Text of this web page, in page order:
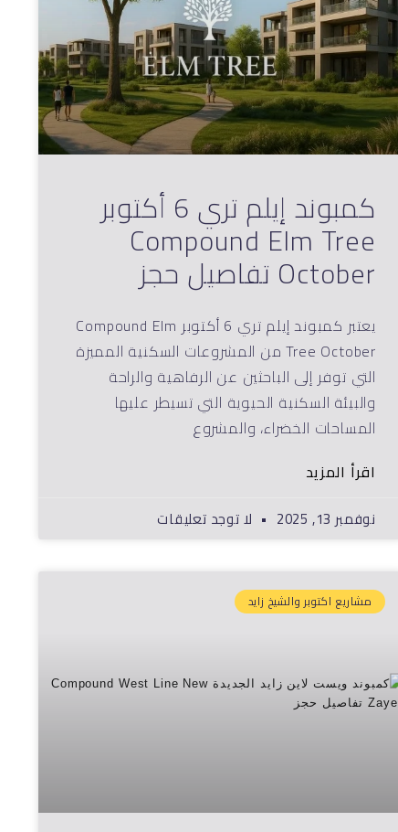
كمبوند إيلم تري 6 أكتوبر
Compound Elm Tree
October تفاصيل حجز
يعتبر كمبوند إيلم تري 6 أكتوبر Compound Elm
Tree October من المشروعات السكنية المميزة
التي توفر إلى الباحثين عن الرفاهية والراحة
والبيئة السكنية الحيوية التي تسيطر عليها
المساحات الخضراء، والمشروع
اقرأ المزيد
نوفمبر 13, 2025 لا توجد تعليقات
مشاريع اكتوبر والشيخ زايد